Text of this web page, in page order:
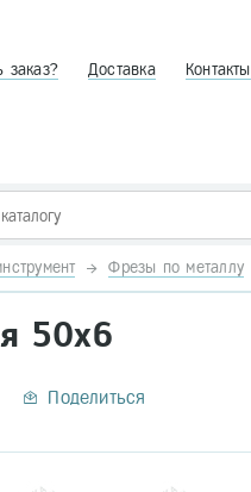
заказ? Доставка Контакты
Фрезы по металлу
50х6
Поделиться